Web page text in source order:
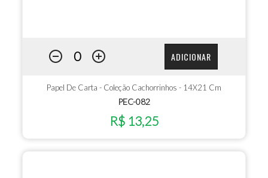
ADICIONAR
Papel De Carta - Coleção Cachorrinhos - 14X21 Cm
PEC-082
R$ 13,25